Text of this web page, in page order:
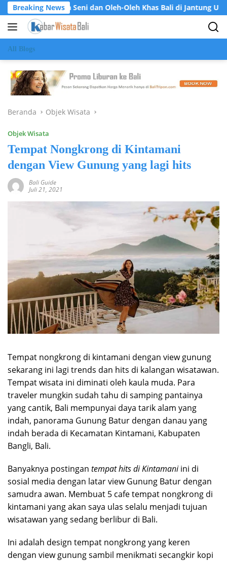
Langsung
ke
konten
Breaking News
Seni dan Oleh-Oleh Khas Bali di Jantung Ubud
All Blogs
Beranda Objek Wisata
Objek Wisata
Tempat Nongkrong di Kintamani
dengan View Gunung yang lagi hits
Bali Guide
Juli 21, 2021
Tempat nongkrong di kintamani dengan view gunung
sekarang ini lagi trends dan hits di kalangan wisatawan.
Tempat wisata ini diminati oleh kaula muda. Para
traveler mungkin sudah tahu di samping pantainya
yang cantik, Bali mempunyai daya tarik alam yang
indah, panorama Gunung Batur dengan danau yang
indah berada di Kecamatan Kintamani, Kabupaten
Bangli, Bali.
Banyaknya postingan tempat hits di Kintamaniini di
sosial media dengan latar view Gunung Batur dengan
samudra awan. Membuat 5 cafe tempat nongkrong di
kintamani yang akan saya ulas selalu menjadi tujuan
wisatawan yang sedang berlibur di Bali.
Ini adalah design tempat nongkrong yang keren
dengan view gunung sambil menikmati secangkir kopi